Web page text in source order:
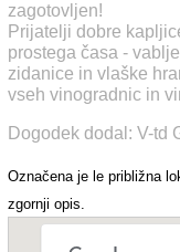
zagotovljen!
Prijatelji dobre
prostega časa -
zidanice in vlaške
vseh vinogradnic in
Dogodek dodal: V-td
Označena je le približna
zgornji opis.